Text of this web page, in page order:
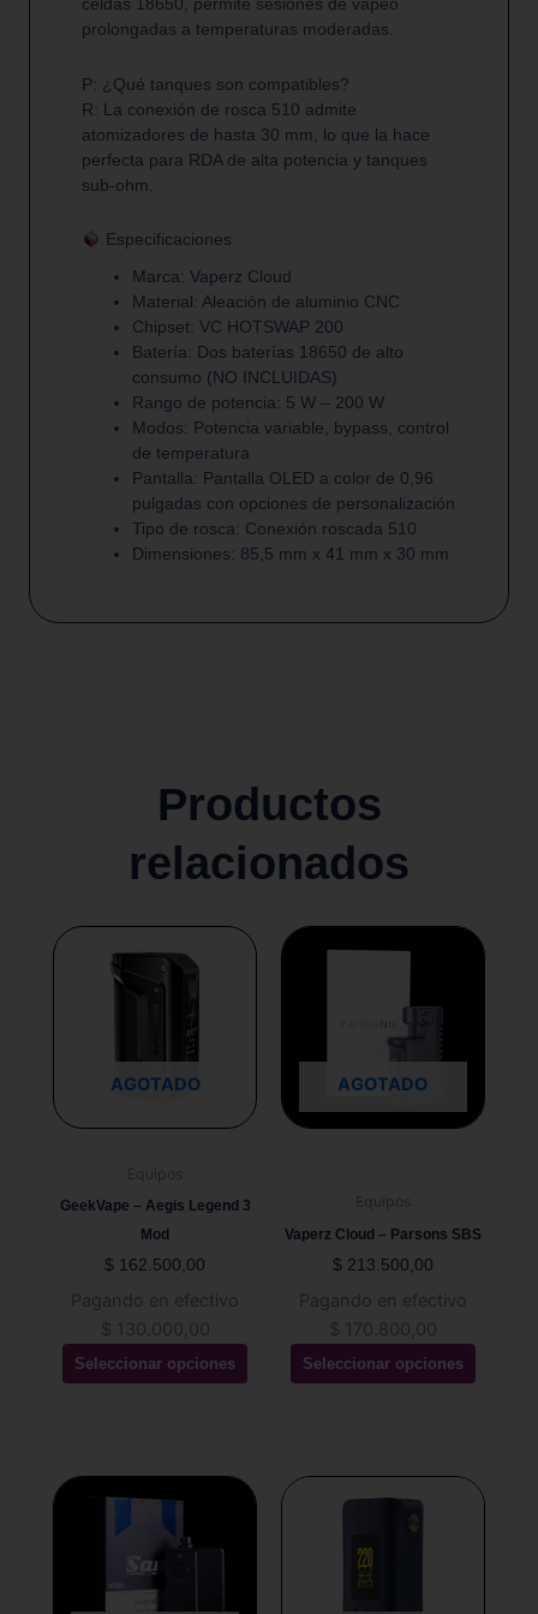
celdas 18650, permite sesiones de vapeo
prolongadas a temperaturas moderadas.
P: ¿Qué tanques son compatibles?
R: La conexión de rosca 510 admite
atomizadores de hasta 30 mm, lo que la hace
perfecta para RDA de alta potencia y tanques
sub-ohm.
Especificaciones
Marca: Vaperz Cloud
Material: Aleación de aluminio CNC
Chipset: VC HOTSWAP 200
Batería: Dos baterías 18650 de alto
consumo (NO INCLUIDAS)
Rango de potencia: 5 W – 200 W
Modos: Potencia variable, bypass, control
de temperatura
Pantalla: Pantalla OLED a color de 0,96
pulgadas con opciones de personalización
Tipo de rosca: Conexión roscada 510
Dimensiones: 85,5 mm x 41 mm x 30 mm
Productos
relacionados
AGOTADO
Equipos
GeekVape – Aegis Legend 3
Mod
$ 162.500,00
Pagando en efectivo
$ 130.000,00
Seleccionar opciones
producto
tiene
múltiples
variantes.
Las
pueden
elegir
en
la
de
producto
AGOTADO
Equipos
Vaperz Cloud – Parsons SBS
$ 213.500,00
Pagando en efectivo
$ 170.800,00
Seleccionar opciones
múltiples
variantes.
Las
opciones
elegir
en
la
de
producto
tiene
múltiples